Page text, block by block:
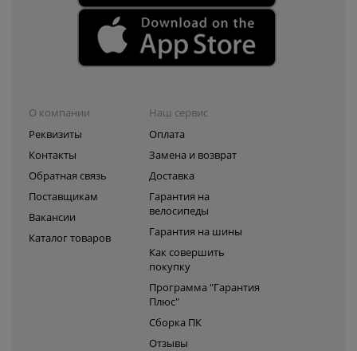
О компании
Реквизиты
Контакты
Обратная связь
Поставщикам
Вакансии
Каталог товаров
Наш сервис
Оплата
Замена и возврат
Доставка
Гарантия на
велосипеды
Гарантия на шины
Как совершить
покупку
Программа "Гарантия
Плюс"
Сборка ПК
Отзывы